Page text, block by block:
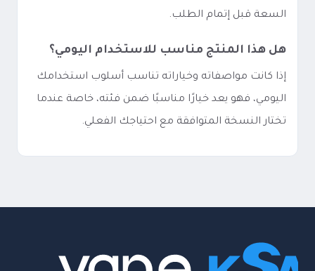
السعة قبل إتمام الطلب.
هل هذا المنتج مناسب للاستخدام اليومي؟
إذا كانت مواصفاته وخياراته تناسب أسلوب استخدامك
اليومي، فهو يعد خيارًا مناسبًا ضمن فئته، خاصة عندما
تختار النسخة المتوافقة مع احتياجك الفعلي.